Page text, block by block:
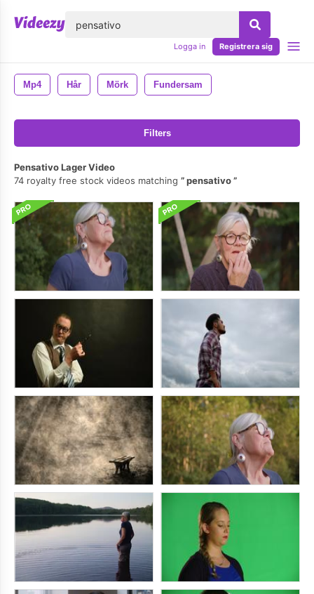
Logga in Registrera sig
Mp4 Hår Mörk Fundersam
Filters
Pensativo Lager Video
74 royalty free stock videos matching
pensativo